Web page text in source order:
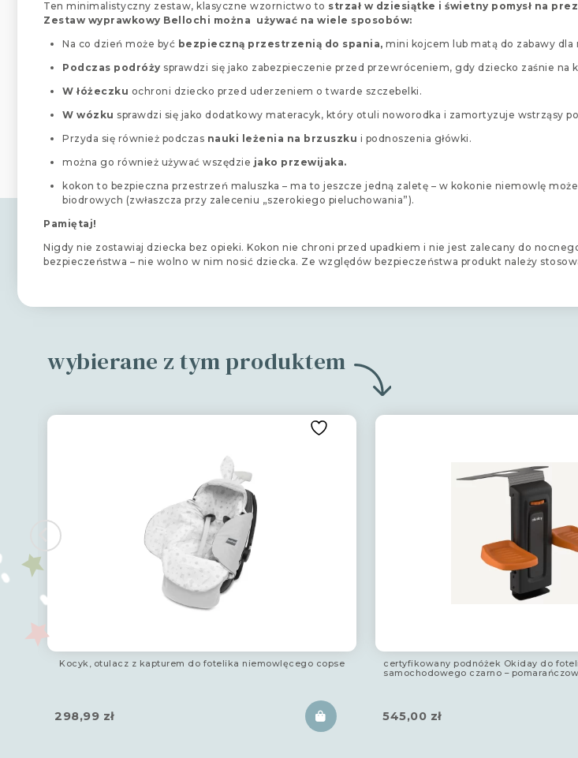
Ten minimalistyczny zestaw, klasyczne wzornictwo to strzał w dziesiątke i świetny pomysł na
Zestaw wyprawkowy Bellochi można używać na wiele sposobów:
Na co dzień może być bezpieczną przestrzenią do spania,mini kojcem lub matą do zabawy dla
Podczas podróży sprawdzi się jako zabezpieczenie przed przewróceniem, gdy dziecko zaśnie na
W łóżeczku ochroni dziecko przed uderzeniem o twarde szczebelki.
W wózku sprawdzi się jako dodatkowy materacyk, który otuli noworodka i zamortyzuje wstrząsy
Przyda się również podczas nauki leżenia na brzuszku i podnoszenia główki.
można go również używać wszędzie jako przewijaka.
kokon to bezpieczna przestrzeń maluszka – ma to jeszcze jedną zaletę – w kokonie niemowlę
biodrowych (zwłaszcza przy zaleceniu „szerokiego pieluchowania”).
Pamiętaj!
Nigdy nie zostawiaj dziecka bez opieki. Kokon nie chroni przed upadkiem i nie jest zalecany do
bezpieczeństwa – nie wolno w nim nosić dziecka. Ze względów bezpieczeństwa produkt należy
wybierane z tym produktem
Kocyk, otulacz z kapturem do fotelika niemowlęcego copse
298,99 zł
certyfikowany podnóżek Okiday do
samochodowego czarno –
545,00 zł